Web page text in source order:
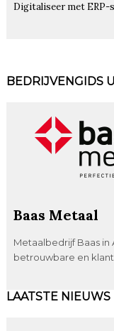
Digitaliseer met ERP-
BEDRIJVENGIDS
Baas Metaal
Metaalbedrijf Baas in
betrouwbare en
LAATSTE NIEUWS